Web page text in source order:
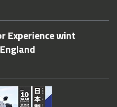
Experience wint